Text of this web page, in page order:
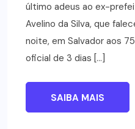
último adeus ao ex-
Avelino da Silva, que
noite, em Salvador aos
oficial de 3 dias […]
SAIBA MAIS